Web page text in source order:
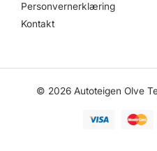
Personvernerklæring
Kontakt
© 2026 Autoteigen Olve